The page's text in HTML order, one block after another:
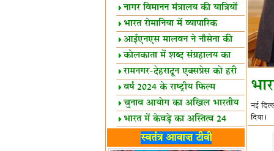
प्रेरणा'
नागर विमानन मंत्रालय की यात्रियों
को सलाह
भारत रोमानिया में व्यापारिक
साझेदारियां
आईएनएस मालवन ने नौसेना की
ताकत बढ़ाई
कोलकाता में शब्द संग्रहालय का
उद्घाटन
रामनगर-देहरादून एक्सप्रेस को हरी
झंडीवर्ष 2024 के राष्ट्रीय फिल्म
पुरस्कारों की घोषणा
चुनाव आयोग का अखिल भारतीय
मीडिया सम्मेलन
भारत में केवड़े का अस्तित्‍व 24
लाख वर्ष!
लखनऊ में 'एक राष्ट्र एक चुनाव'
स्वतंत्र आवाज़ टीवी
नई
दिया।